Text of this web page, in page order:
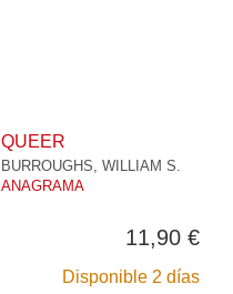
QUEER
BURROUGHS, WILLIAM S.
ANAGRAMA
11,90 €
Disponible 2 días